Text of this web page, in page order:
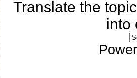
Translate the topic
into